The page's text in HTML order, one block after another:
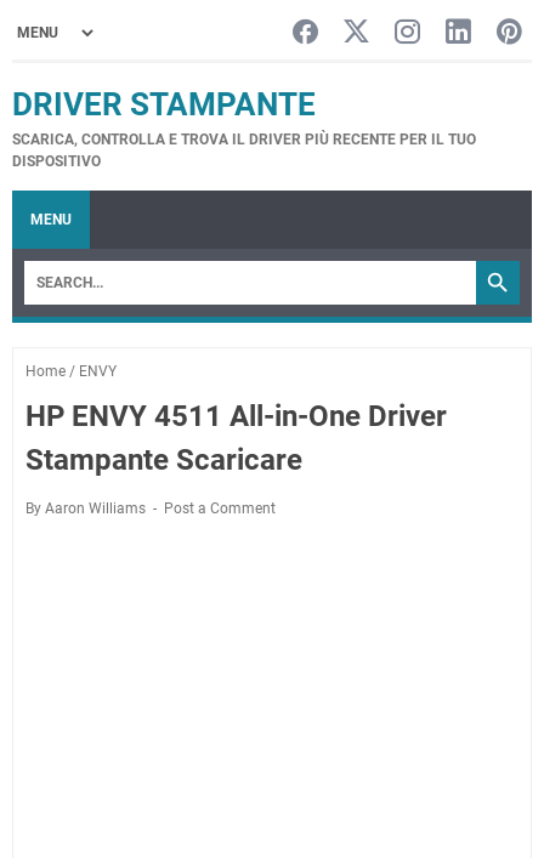
DRIVER STAMPANTE
SCARICA, CONTROLLA E TROVA IL DRIVER PIÙ RECENTE PER IL TUO
DISPOSITIVO
MENU
Home / ENVY
HP ENVY 4511 All-in-One Driver
Stampante Scaricare
By Aaron Williams Post a Comment